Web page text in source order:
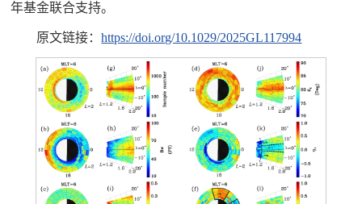
年基金联合支持。
原文链接：https://doi.org/10.1029/2025GL117994